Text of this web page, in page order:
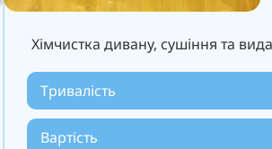
Хімчистка дивану, сушіння та
Тривалість
Вартість